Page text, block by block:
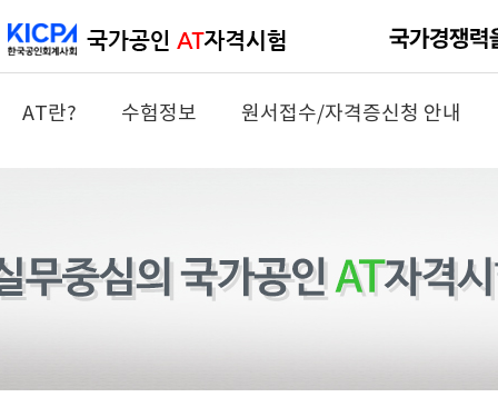
AT란? 수험정보 원서접수/자격증신청 안내